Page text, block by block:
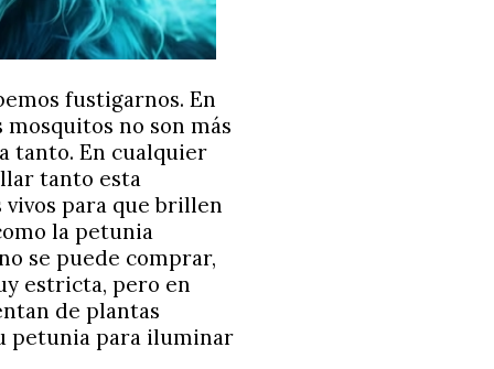
fustigarnos. En
no son más
tanto. En cualquier
tanto esta
para que brillen
la petunia
se puede comprar,
estricta, pero en
de plantas
petunia para iluminar